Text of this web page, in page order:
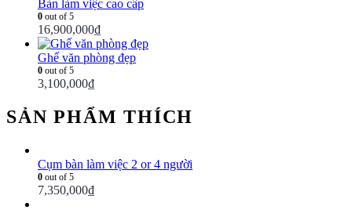
Bàn làm việc cao cấp
0 out of 5
16,900,000₫
Ghế văn phòng đẹp
0 out of 5
3,100,000₫
SẢN PHẨM THÍCH
Cụm bàn làm việc 2 or 4 người
0 out of 5
7,350,000₫